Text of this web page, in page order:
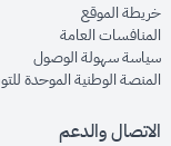
خريطة الموقعwindow
المنافسات العامةwindow
سياسة سهولة الوصول
المنصة الوطنية الموحدة
الاتصال والدعم